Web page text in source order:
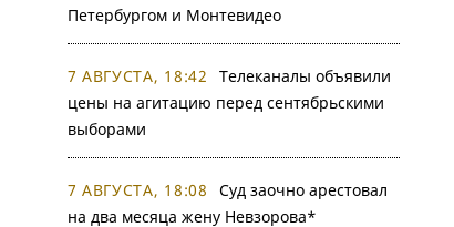
Петербургом и Монтевидео
7 АВГУСТА, 18:42
Телеканалы объявили
цены на агитацию перед сентябрьскими
выборами
7 АВГУСТА, 18:08
Суд заочно арестовал
на два месяца жену Невзорова*